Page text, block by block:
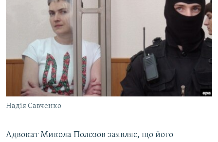
ВСЕ ЗА ДЕНЬ
СПЕЦПРОЕКТИ
ДЕПОРТАЦІЯ
ВІДЕОУРОКИ «ELIFBE»
СВІДЧЕННЯ ОКУПАЦІЇ
УКРАЇНСЬКА ПРОБЛЕМА КРИМУ
ІНФОГРАФІКА
ЯК ОБІЙТИ БЛОКУВАННЯ
Русский
Qırımtatar
ДОЛУЧАЙСЯ!
Надія Савченко
Адвокат Микола Полозов заявляє, що його